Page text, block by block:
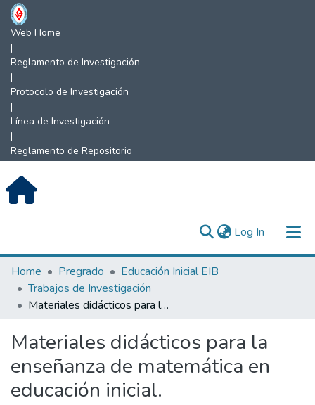
Web Home
|
Reglamento de Investigación
|
Protocolo de Investigación
|
Línea de Investigación
|
Reglamento de Repositorio
Log In (current)
Communities & Collections
All of DSpace
Home Pregrado
Educación Inicial EIB
Trabajos de Investigación
Materiales didácticos para la enseñanza de matemática en educación inicial.
Materiales didácticos para la
enseñanza de matemática en
educación inicial.